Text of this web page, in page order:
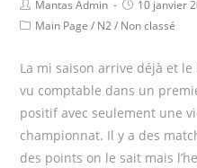
Mantas Admin
10 janvier
Main Page / N2 / Non classé
La mi saison arrive déjà et
vu comptable dans un
positif avec seulement une
championnat. Il y a des
des points on le sait mais